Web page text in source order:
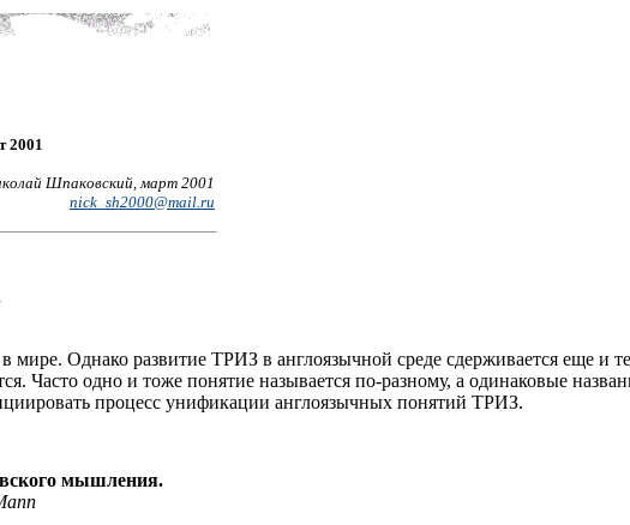
2001
Шпаковский, март 2001
nick_sh2000@mail.ru
мире. Однако развитие ТРИЗ в англоязычной среде сдерживается еще и
Часто одно и тоже понятие называется по-разному, а одинаковые
процесс унификации англоязычных понятий ТРИЗ.
мышления.